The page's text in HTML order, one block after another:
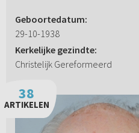
Geboortedatum:
29-10-1938
Kerkelijke gezindte:
Christelijk Gereformeerd
38
ARTIKELEN